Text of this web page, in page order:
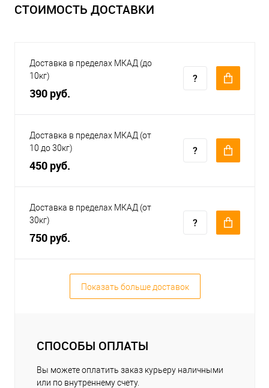
СТОИМОСТЬ ДОСТАВКИ
Доставка в пределах МКАД (до
10кг)
390 руб.
Доставка в пределах МКАД (от
10 до 30кг)
450 руб.
Доставка в пределах МКАД (от
30кг)
750 руб.
Показать больше доставок
СПОСОБЫ ОПЛАТЫ
Вы можете оплатить заказ курьеру наличными
или по внутреннему счету.